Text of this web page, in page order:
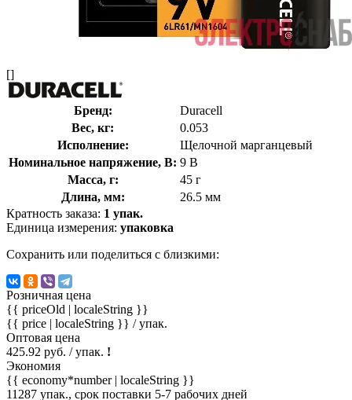
[]
Бренд:
Duracell
Вес, кг:
0.053
Исполнение:
Щелочной марганцевый
Номинальное напряжение, В: 9 В
Масса, г:
45 г
Длина, мм:
26.5 мм
Кратность заказа: 1 упак.
Единица измерения: упаковка
Сохранить или поделиться с близкими:
Розничная цена
{{ priceOld | localeString }}
{{ price | localeString }} / упак.
Оптовая цена
425.92 руб. / упак. !
Экономия
{{ economy*number | localeString }}
11287 упак., срок поставки 5-7 рабочих дней